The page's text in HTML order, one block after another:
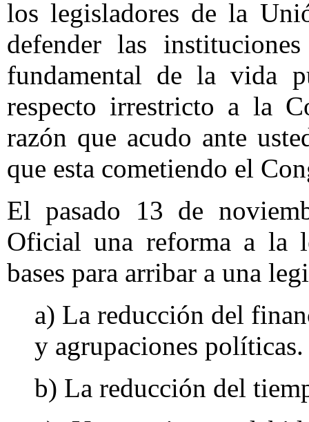
los legisladores de la
defender las
fundamental de la vida
respecto irrestricto a la
razón que acudo ante
que esta cometiendo el
El pasado 13 de
Oficial una reforma a la
bases para arribar a una
a) La reducción del
y agrupaciones políticas.
b) La reducción del